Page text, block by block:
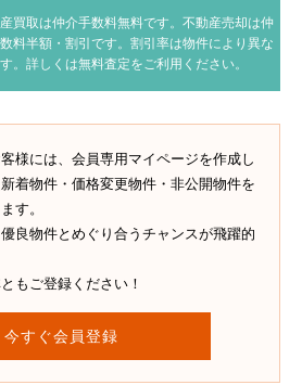
買取は仲介手数料無料です。 不動産売却は仲
料半額・割引です。 割引率は物件により異な
。 詳しくは無料査定をご利用ください。
様には、会員専用マイページを作成し
着物件・価格変更物件・非公開物件を
す。
良物件とめぐり合うチャンスが飛躍的
もご登録ください！
今すぐ会員登録